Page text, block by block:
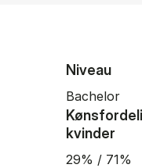
Niveau
bachelor
kvinder
29% / 71%